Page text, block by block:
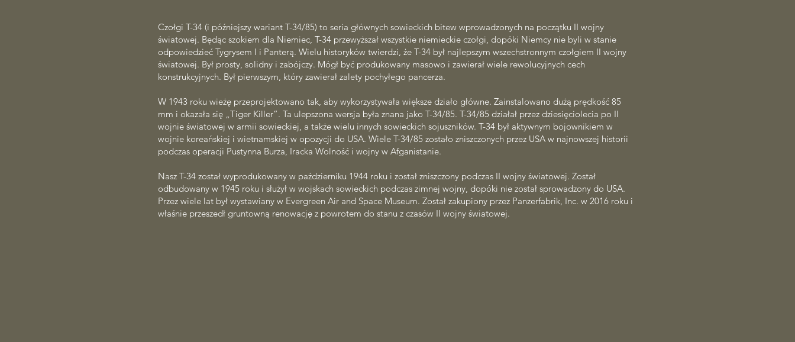
Czołgi T-34 (i późniejszy wariant T-34/85) to seria głównych sowieckich bitew wprowadzonych na początku II wojny
światowej. Będąc szokiem dla Niemiec, T-34 przewyższał wszystkie niemieckie czołgi, dopóki Niemcy nie byli w stanie
odpowiedzieć Tygrysem I i Panterą. Wielu historyków twierdzi, że T-34 był najlepszym wszechstronnym czołgiem II wojny
światowej. Był prosty, solidny i zabójczy. Mógł być produkowany masowo i zawierał wiele rewolucyjnych cech
konstrukcyjnych. Był pierwszym, który zawierał zalety pochyłego pancerza.
W 1943 roku wieżę przeprojektowano tak, aby wykorzystywała większe działo główne. Zainstalowano dużą prędkość 85
mm i okazała się „Tiger Killer”. Ta ulepszona wersja była znana jako T-34/85. T-34/85 działał przez dziesięciolecia po II
wojnie światowej w armii sowieckiej, a także wielu innych sowieckich sojuszników. T-34 był aktywnym bojownikiem w
wojnie koreańskiej i wietnamskiej w opozycji do USA. Wiele T-34/85 zostało zniszczonych przez USA w najnowszej historii
podczas operacji Pustynna Burza, Iracka Wolność i wojny w Afganistanie.
Nasz T-34 został wyprodukowany w październiku 1944 roku i został zniszczony podczas II wojny światowej. Został
odbudowany w 1945 roku i służył w wojskach sowieckich podczas zimnej wojny, dopóki nie został sprowadzony do USA.
Przez wiele lat był wystawiany w Evergreen Air and Space Museum. Został zakupiony przez Panzerfabrik, Inc. w 2016 roku i
właśnie przeszedł gruntowną renowację z powrotem do stanu z czasów II wojny światowej.